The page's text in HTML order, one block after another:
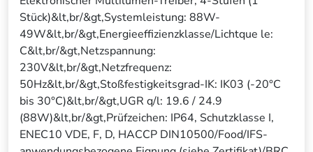
Stück)&lt,br/&gt,Systemleistung: 88W-
49W&lt,br/&gt,Energieeffizienzklasse/Lichtque le:
C&lt,br/&gt,Netzspannung:
230V&lt,br/&gt,Netzfrequenz:
50Hz&lt,br/&gt,Stoßfestigkeitsgrad-IK: IK03 (-20°C
bis 30°C)&lt,br/&gt,UGR q/l: 19.6 / 24.9
(88W)&lt,br/&gt,Prüfzeichen: IP64, Schutzklasse I,
ENEC10 VDE, F, D, HACCP DIN10500/Food/IFS-